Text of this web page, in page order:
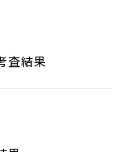
査結果